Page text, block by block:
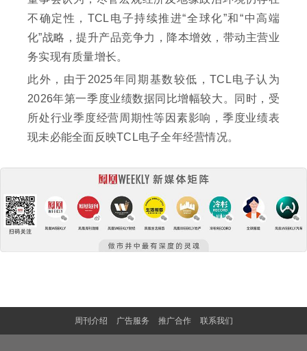
不确定性，TCL电子持续推进“全球化”和“中高端
化”战略，提升产品竞争力，降本增效，带动主营业
务实现有质量增长。
此外，由于2025年同期基数较低，TCL电子认为
2026年第一季度业绩数据同比增幅较大。同时，受
所处行业季度经营周期性等因素影响，季度业绩表
现未必能全面反映TCL电子全年经营情况。
周刊介绍 广告服务 推广合作 联系我们